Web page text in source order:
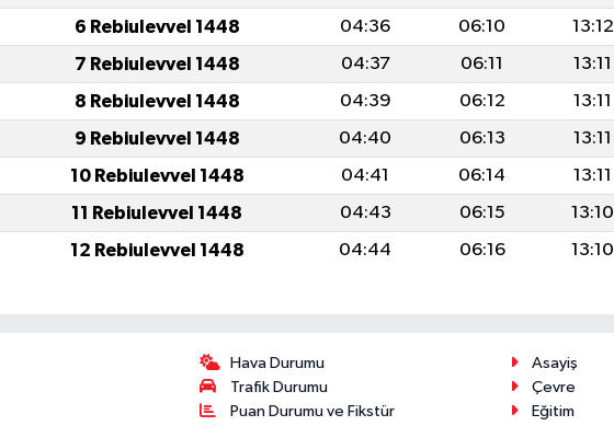
6 Rebiulevvel 1448 04:36 06:10 13:12
7 Rebiulevvel 1448 04:37 06:11 13:11
8 Rebiulevvel 1448 04:39 06:12 13:11
9 Rebiulevvel 1448 04:40 06:13 13:11
10 Rebiulevvel 1448 04:41 06:14 13:11
11 Rebiulevvel 1448 04:43 06:15 13:10
12 Rebiulevvel 1448 04:44 06:16 13:10
Hava Durumu
Trafik Durumu
Puan Durumu ve Fikstür
Asayiş
Çevre
Eğitim